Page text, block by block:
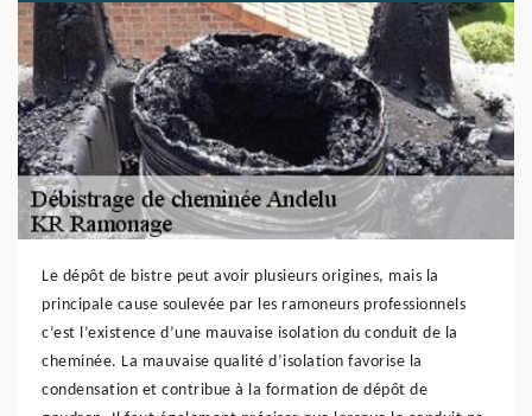
Le dépôt de bistre peut avoir plusieurs origines, mais la
principale cause soulevée par les ramoneurs professionnels
c’est l’existence d’une mauvaise isolation du conduit de la
cheminée. La mauvaise qualité d’isolation favorise la
condensation et contribue à la formation de dépôt de